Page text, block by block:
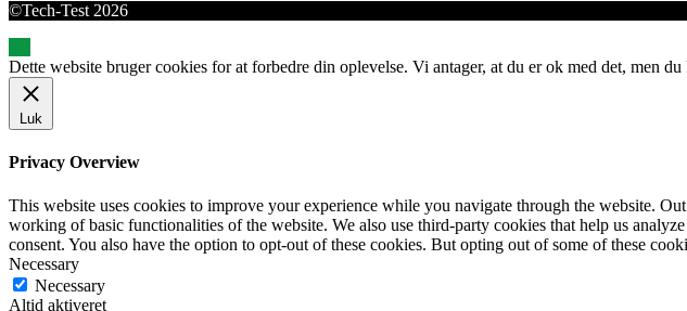
©Tech-Test 2026
Dette website bruger cookies for at forbedre din oplevelse. Vi antager, at du er ok med det, men
Luk
Privacy Overview
This website uses cookies to improve your experience while you navigate through the website.
working of basic functionalities of the website. We also use third-party cookies that help us
consent. You also have the option to opt-out of these cookies. But opting out of some of these
Necessary
Necessary
Altid aktiveret